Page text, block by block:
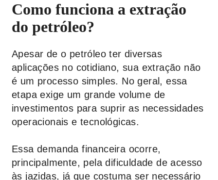
Como funciona a extração
do petróleo?
Apesar de o petróleo ter diversas
aplicações no cotidiano, sua extração não
é um processo simples. No geral, essa
etapa exige um grande volume de
investimentos para suprir as necessidades
operacionais e tecnológicas.
Essa demanda financeira ocorre,
principalmente, pela dificuldade de acesso
às jazidas, já que costuma ser necessário